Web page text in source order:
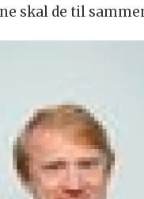
skal de til